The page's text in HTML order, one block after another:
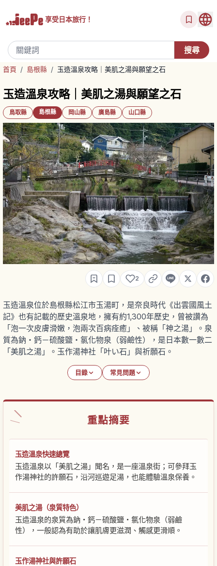
享受日本旅行！
首頁 / 島根縣 / 玉造溫泉攻略｜美肌之湯與願望之石
玉造溫泉攻略｜美肌之湯與願望之石
鳥取縣 島根縣 岡山縣 廣島縣 山口縣
2
玉造溫泉位於島根縣松江市玉湯町，是奈良時代《出雲國風土
記》也有記載的歷史溫泉地，擁有約1,300年歷史，曾被讚為
「泡一次皮膚滑嫩，泡兩次百病痊癒」、被稱「神之湯」。泉
質為鈉・鈣－硫酸鹽・氯化物泉（弱鹼性），是日本數一數二
「美肌之湯」。玉作湯神社「叶い石」與祈願石。
目錄 常見問題
重點摘要
玉造溫泉快速總覽
玉造溫泉以「美肌之湯」聞名，是一座溫泉街；可參拜玉
作湯神社的許願石，沿河巡遊足湯，也能體驗溫泉保養。
美肌之湯（泉質特色）
玉造溫泉的泉質為鈉・鈣－硫酸鹽・氯化物泉（弱鹼
性），一般認為有助於讓肌膚更滋潤、觸感更滑順。
玉作湯神社與許願石